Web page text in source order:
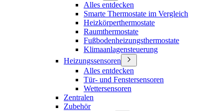
Alles entdecken
Smarte Thermostate im Vergleich
Heizkörperthermostate
Raumthermostate
Fußbodenheizungsthermostate
Klimaanlagensteuerung
Heizungssensoren
Alles entdecken
Tür- und Fenstersensoren
Wettersensoren
Zentralen
Zubehör